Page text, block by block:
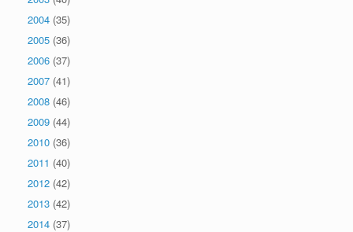
2004 (35)
2005 (36)
2006 (37)
2007 (41)
2008 (46)
2009 (44)
2010 (36)
2011 (40)
2012 (42)
2013 (42)
2014 (37)